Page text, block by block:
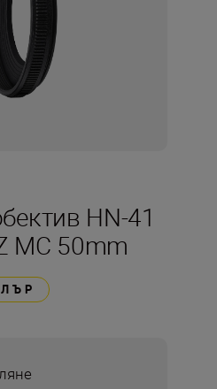
HN-41
MC 50mm